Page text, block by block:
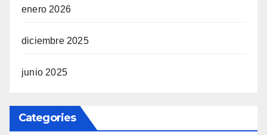
enero 2026
diciembre 2025
junio 2025
Categories